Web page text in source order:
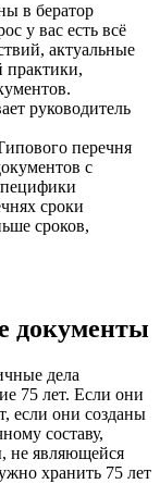
в бератор
у вас есть всё
актуальные
практики,
руководитель
перечня
с
сроки
сроков,
документы
дела
75 лет. Если они
если они созданы
составу,
не являющейся
хранить 75 лет